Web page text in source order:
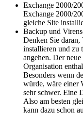
Exchange 2000/
Exchange 2000/
gleiche Site
Backup und
Denken Sie daran,
installieren und zu
angehen. Der
Organisation
Besonders wenn
würde, wäre einer
sehr schwer. Eine
Also am besten
kann dazu schon